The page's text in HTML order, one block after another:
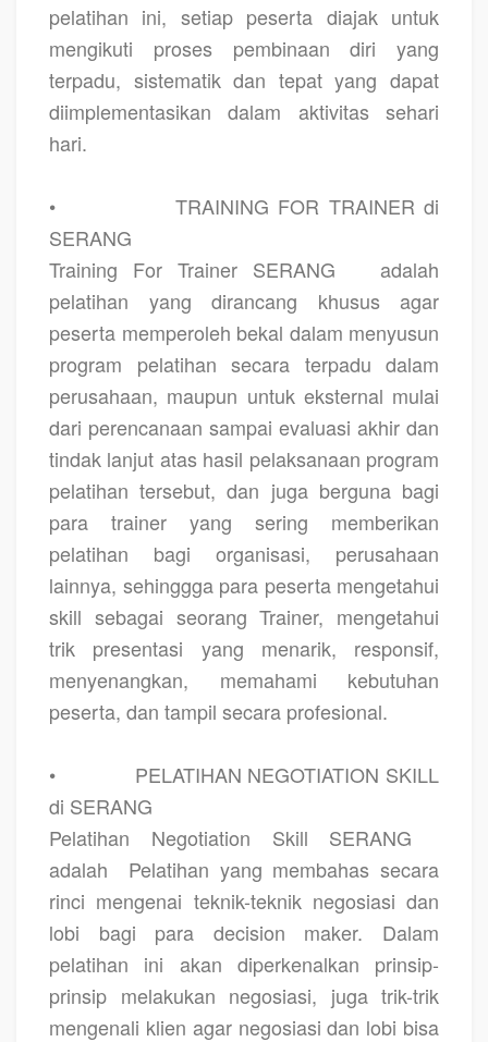
pelatihan ini, setiap peserta diajak untuk
mengikuti proses pembinaan diri yang
terpadu, sistematik dan tepat yang dapat
diimplementasikan dalam aktivitas sehari
hari.
•
TRAINING FOR TRAINER di
SERANG
Training For Trainer SERANG
adalah
pelatihan yang dirancang khusus agar
peserta memperoleh bekal dalam menyusun
program pelatihan secara terpadu dalam
perusahaan, maupun untuk eksternal mulai
dari perencanaan sampai evaluasi akhir dan
tindak lanjut atas hasil pelaksanaan program
pelatihan tersebut, dan juga berguna bagi
para trainer yang sering memberikan
pelatihan bagi organisasi, perusahaan
lainnya, sehinggga para peserta mengetahui
skill sebagai seorang Trainer, mengetahui
trik presentasi yang menarik, responsif,
menyenangkan, memahami kebutuhan
peserta, dan tampil secara profesional.
•
PELATIHAN NEGOTIATION SKILL
di SERANG
Pelatihan Negotiation Skill SERANG
adalah
Pelatihan yang membahas secara
rinci mengenai teknik-teknik negosiasi dan
lobi bagi para decision maker. Dalam
pelatihan ini akan diperkenalkan prinsip-
prinsip melakukan negosiasi, juga trik-trik
mengenali klien agar negosiasi dan lobi bisa